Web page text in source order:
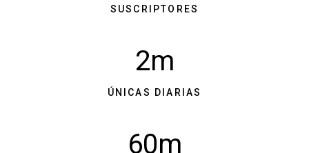
SUSCRIPTORES
2m
ÚNICAS DIARIAS
60m